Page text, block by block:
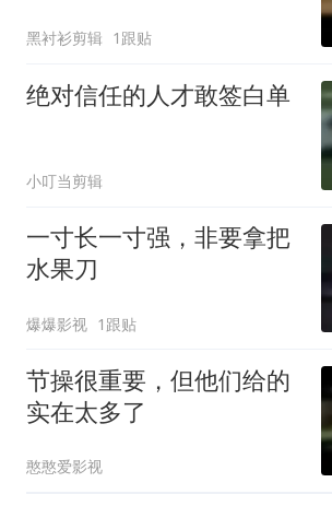
黑衬衫剪辑 1跟贴
绝对信任的人才敢签白单
小叮当剪辑
一寸长一寸强，非要拿把
水果刀
爆爆影视 1跟贴
节操很重要，但他们给的
实在太多了
憨憨爱影视